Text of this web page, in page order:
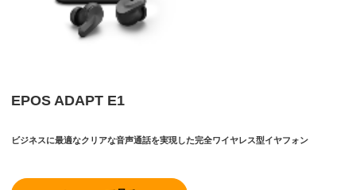
EPOS ADAPT E1
ビジネスに最適なクリアな音声通話を実現した完全ワイヤレス型イヤフォン